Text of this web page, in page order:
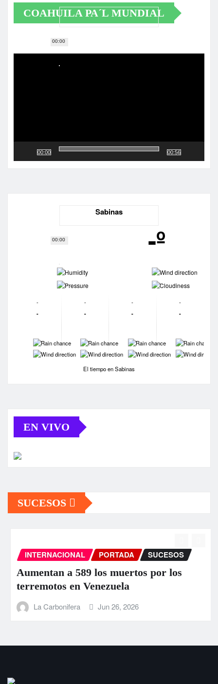
00:00
COAHUILA PA´L MUNDIAL
Reproductor
00:00
00:00
00:56
Sabinas
-º
-
-
-
-
-
-
-
-
-
-
-
-
-
-
-
-
-
-
-
-
El tiempo en Sabinas
EN VIVO
SUCESOS
INTERNACIONAL PORTADA SUCESOS
Aumentan a 589 los muertos por los
terremotos en Venezuela
La Carbonifera Jun 26, 2026